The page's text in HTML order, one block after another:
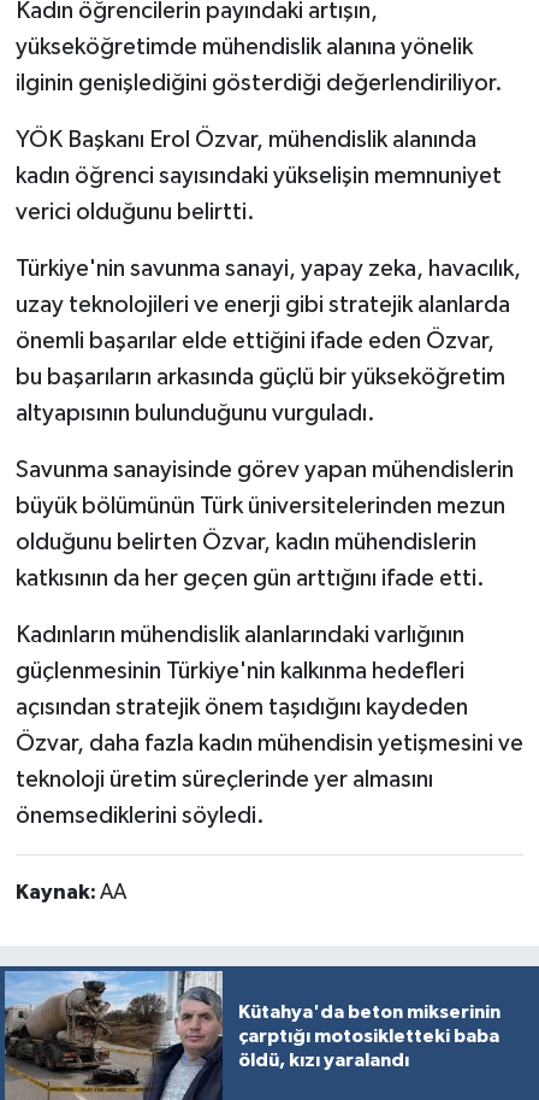
Kadın öğrencilerin payındaki artışın,
yükseköğretimde mühendislik alanına yönelik
ilginin genişlediğini gösterdiği değerlendiriliyor.
YÖK Başkanı Erol Özvar, mühendislik alanında
kadın öğrenci sayısındaki yükselişin memnuniyet
verici olduğunu belirtti.
Türkiye'nin savunma sanayi, yapay zeka, havacılık,
uzay teknolojileri ve enerji gibi stratejik alanlarda
önemli başarılar elde ettiğini ifade eden Özvar,
bu başarıların arkasında güçlü bir yükseköğretim
altyapısının bulunduğunu vurguladı.
Savunma sanayisinde görev yapan mühendislerin
büyük bölümünün Türk üniversitelerinden mezun
olduğunu belirten Özvar, kadın mühendislerin
katkısının da her geçen gün arttığını ifade etti.
Kadınların mühendislik alanlarındaki varlığının
güçlenmesinin Türkiye'nin kalkınma hedefleri
açısından stratejik önem taşıdığını kaydeden
Özvar, daha fazla kadın mühendisin yetişmesini ve
teknoloji üretim süreçlerinde yer almasını
önemsediklerini söyledi.
Kaynak: AA
Kütahya'da beton mikserinin
çarptığı motosikletteki baba
öldü, kızı yaralandı